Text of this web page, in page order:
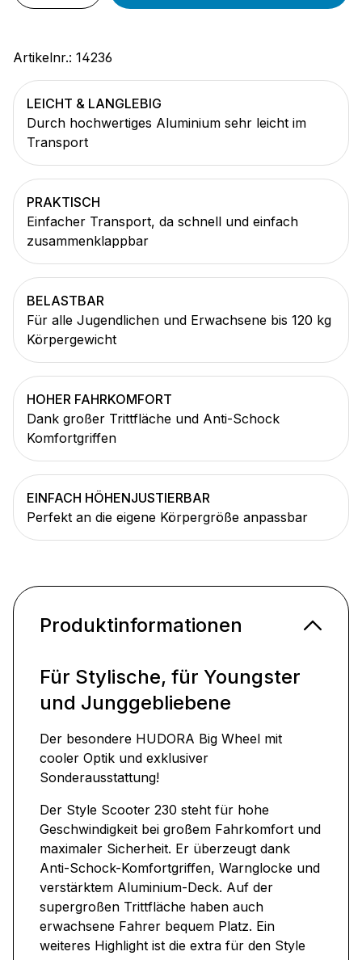
Artikelnr.: 14236
LEICHT & LANGLEBIG
Durch hochwertiges Aluminium sehr leicht im
Transport
PRAKTISCH
Einfacher Transport, da schnell und einfach
zusammenklappbar
BELASTBAR
Für alle Jugendlichen und Erwachsene bis 120 kg
Körpergewicht
HOHER FAHRKOMFORT
Dank großer Trittfläche und Anti-Schock
Komfortgriffen
EINFACH HÖHENJUSTIERBAR
Perfekt an die eigene Körpergröße anpassbar
Produktinformationen
Für Stylische, für Youngster
und Junggebliebene
Der besondere HUDORA Big Wheel mit
cooler Optik und exklusiver
Sonderausstattung!
Der Style Scooter 230 steht für hohe
Geschwindigkeit bei großem Fahrkomfort und
maximaler Sicherheit. Er überzeugt dank
Anti-Schock-Komfortgriffen, Warnglocke und
verstärktem Aluminium-Deck. Auf der
supergroßen Trittfläche haben auch
erwachsene Fahrer bequem Platz. Ein
weiteres Highlight ist die extra für den Style